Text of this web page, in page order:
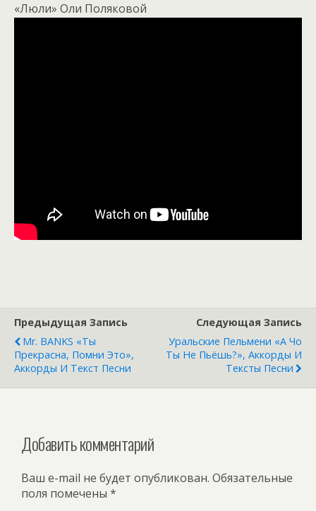
«Люли» Оли Поляковой
Предыдущая Запись
Mr. BANKS «Ты
Прекрасна, Помни Это»,
Аккорды И Текст Песни
Следующая Запись
Уральские Пельмени «А Чо
Ты Не Пьёшь?», Аккорды И
Тексты Песни
Добавить комментарий
Ваш e-mail не будет опубликован. Обязательные
поля помечены *